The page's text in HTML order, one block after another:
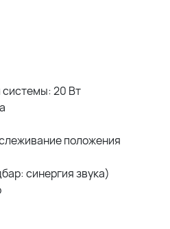
20 Вт
положения
синергия звука)